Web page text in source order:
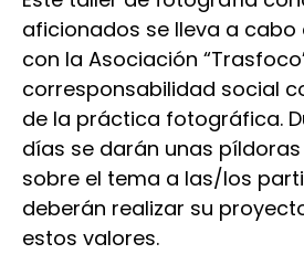
aficionados se lleva a
con la Asociación
corresponsabilidad social
de la práctica fotográfica.
días se darán unas
sobre el tema a las/los
deberán realizar su
estos valores.